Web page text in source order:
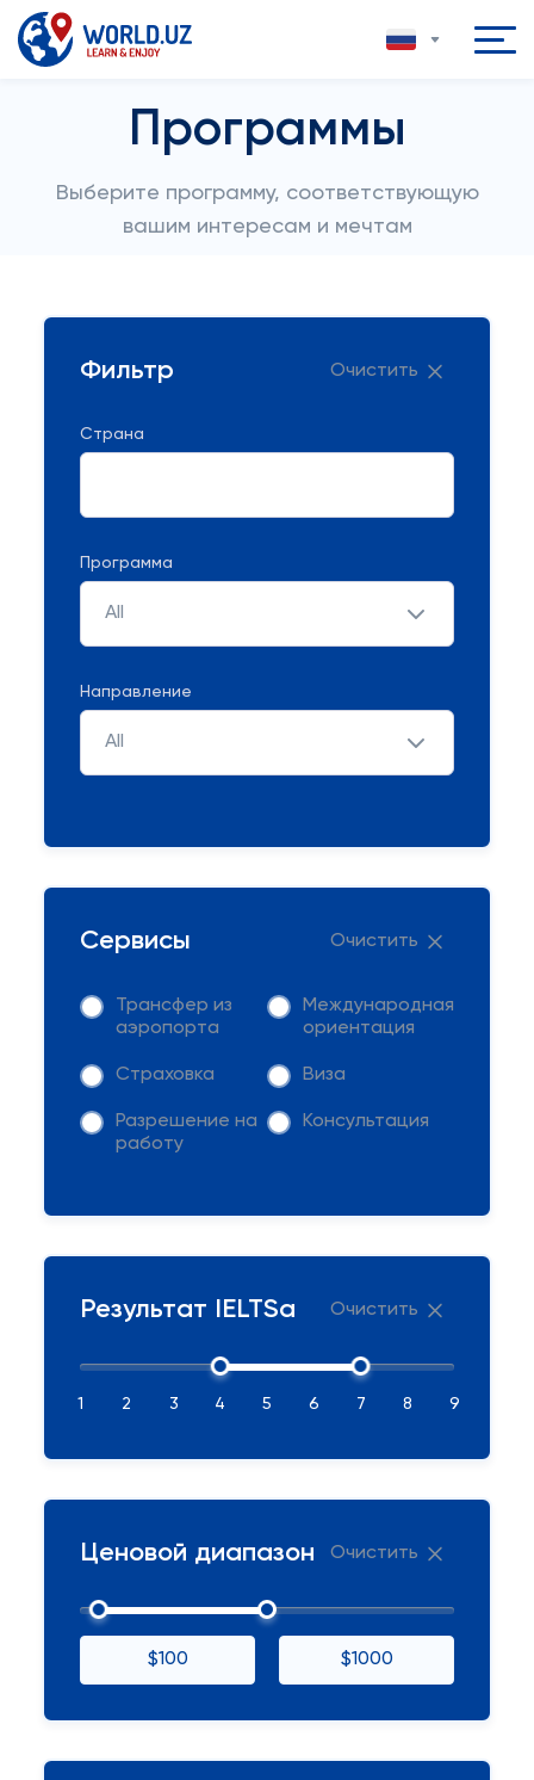
Программы
Выберите программу, соответствующую
вашим интересам и мечтам
Фильтр Очистить
Страна
Программа
All
Направление
All
Сервисы Очистить
Трансфер из
аэропорта
Международная
ориентация
Страховка Виза
Разрешение на
работу
Консультация
Результат IELTSа Очистить
1 2 3 4 5 6 7 8 9
Ценовой диапазон Очистить
$100 $1000